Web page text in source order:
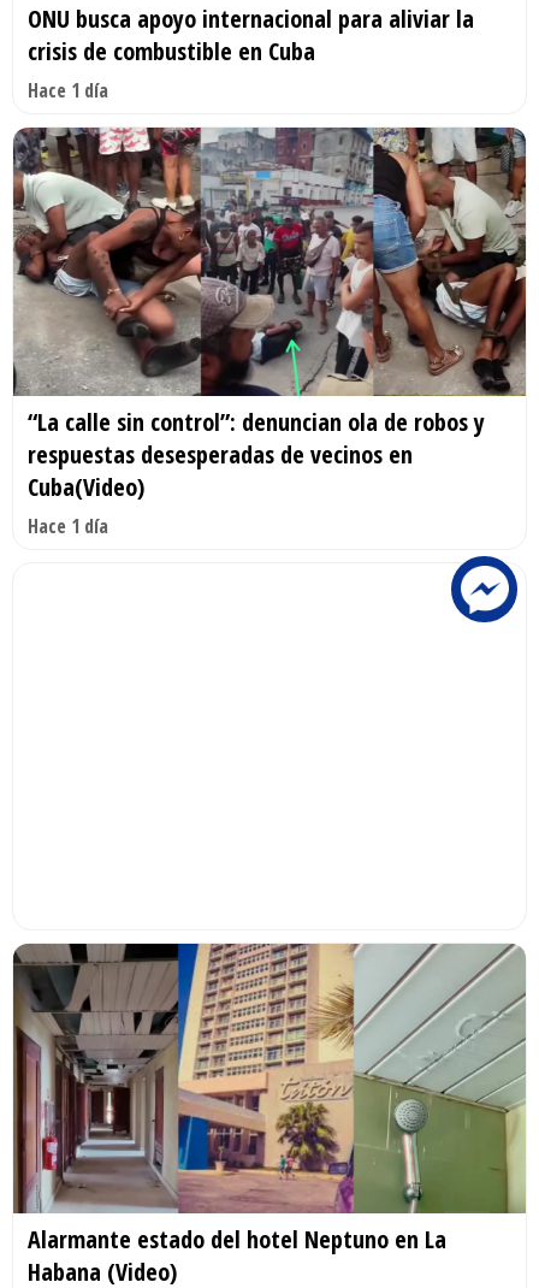
ONU busca apoyo internacional para aliviar la
crisis de combustible en Cuba
Hace 1 día
“La calle sin control”: denuncian ola de robos y
respuestas desesperadas de vecinos en
Cuba(Video)
Hace 1 día
Alarmante estado del hotel Neptuno en La
Habana (Video)